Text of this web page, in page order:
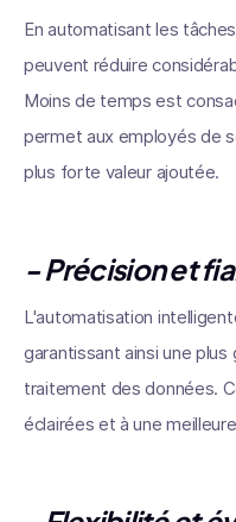
En automatisant les
peuvent réduire
Moins de temps est
permet aux employés de
plus forte valeur ajoutée.
- Précision et
L'automatisation
garantissant ainsi une
traitement des données.
éclairées et à une